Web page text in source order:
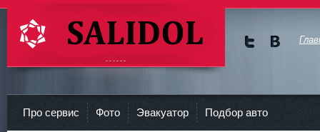
СТО Салидол | salidol в СПб и ЛО
Про сервис Фото Эвакуатор Подбор авто